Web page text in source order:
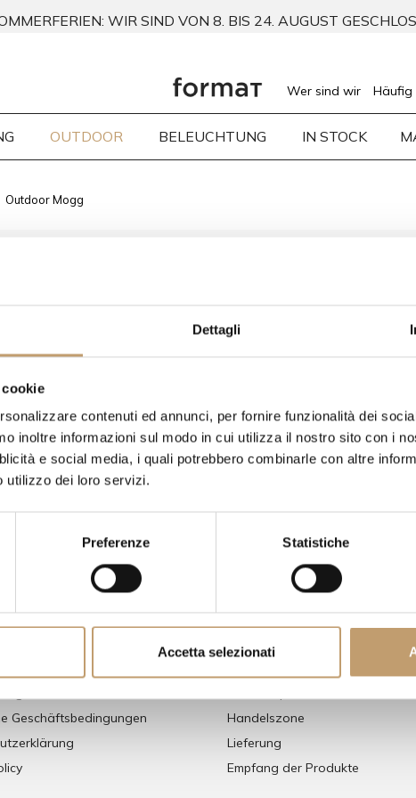
Dettagli
contenuti ed annunci, per fornire funzionalità dei
inoltre informazioni sul modo in cui utilizza il nostro sito con i
e social media, i quali potrebbero combinarle con altre
utilizzo dei loro servizi.
Preferenze Statistiche
Accetta selezionati
WIR SIND VON 8. BIS 24. AUGUST
Wer sind wir Häufig
OUTDOOR BELEUCHTUNG IN STOCK
Outdoor Mogg
Ihr individuelles Angebot: Kontaktieren Sie uns unter
Geschäftsbedingungen
So Kaufen
Individuelles Angebot
Handelszone
Lieferung
Empfang der Produkte